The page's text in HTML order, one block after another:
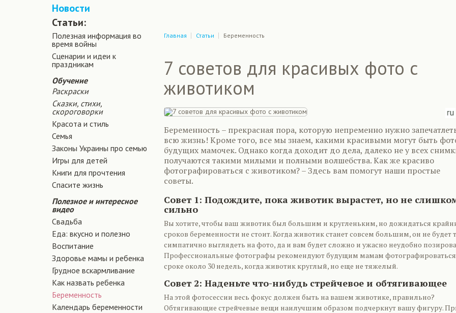
Новости
Статьи:
Полезная информация во
время войны
Сценарии и идеи к
праздникам
Обучение
Раскраски
Сказки, стихи,
скороговорки
Красота и стиль
Семья
Законы Украины про семью
Игры для детей
Книги для прочтения
Спасите жизнь
Полезное и интересное
видео
Свадьба
Еда: вкусно и полезно
Воспитание
Здоровье мамы и ребенка
Грудное вскармливание
Как назвать ребенка
Беременность
Календарь беременности
Главная Статьи Беременность
7 советов для красивых фото с
животиком
Беременность – прекрасная пора, которую непременно нужно
всю жизнь! Кроме того, все мы знаем, какими красивыми могут быть
будущих мамочек. Однако когда доходит до дела, далеко не у всех
получаются такими милыми и полными волшебства. Как же красиво
фотографироваться с животиком? – Здесь вам помогут наши простые
советы.
Совет 1: Подождите, пока животик вырастет, но не
сильно
Вы хотите, чтобы ваш животик был большим и кругленьким, но дожидаться
сроков беременности не стоит. Когда животик станет совсем большим, он не будет
симпатично выглядеть на фото, да и вам будет сложно и ужасно неудобно
Профессиональные фотографы рекомендуют будущим мамам
сроке около 30 недель, когда животик круглый, но еще не тяжелый.
Совет 2: Наденьте что-нибудь стрейчевое и обтягивающее
На этой фотосессии весь фокус должен быть на вашем животике, правильно?
Обтягивающие стрейчевые вещи наилучшим образом подчеркнут вашу фигуру.